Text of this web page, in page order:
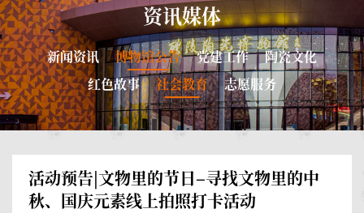
资讯媒体
新闻资讯 博物馆公告 党建工作
陶瓷文化
红色故事
社会教育 志愿服务
活动预告|文物里的节日–寻找文物里的中
秋、国庆元素线上拍照打卡活动